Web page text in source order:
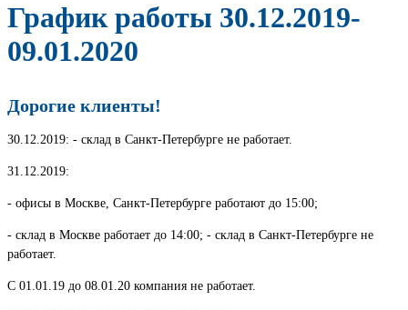
График работы 30.12.2019-
09.01.2020
Дорогие клиенты!
30.12.2019: - склад в Санкт-Петербурге не работает.
31.12.2019:
- офисы в Москве, Санкт-Петербурге работают до 15:00;
- склад в Москве работает до 14:00; - склад в Санкт-Петербурге не
работает.
С 01.01.19 до 08.01.20 компания не работает.